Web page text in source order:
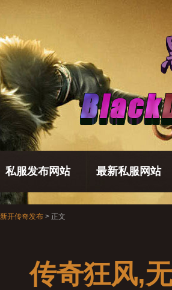
私服发布网站 最新私服网站
新开传奇发布 > 正文
传奇狂风,